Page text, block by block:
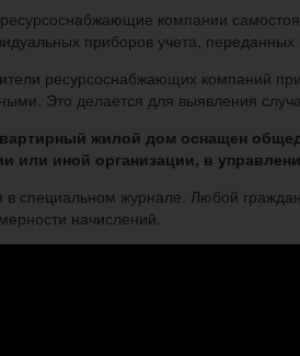
компании
приборов учета,
ресурсоснабжающих компаний
Это делается для выявления
жилой дом оснащен
или иной организации, в
в специальном журнале. Любой
начислений.